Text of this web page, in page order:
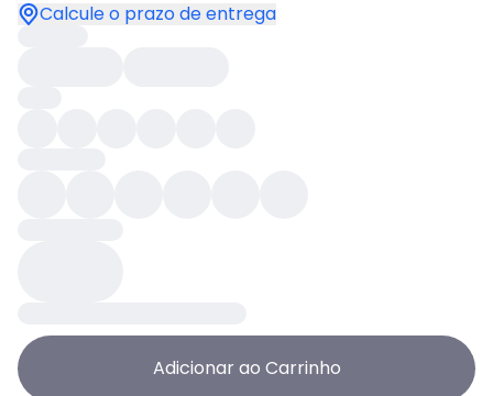
Calcule o prazo de entrega
Adicionar ao Carrinho